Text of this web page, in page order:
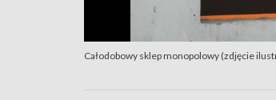
Całodobowy sklep monopolowy (zdjęcie